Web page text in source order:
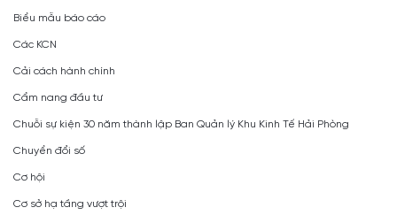
Biểu mẫu báo cáo
Các KCN
Cải cách hành chính
Cẩm nang đầu tư
Chuỗi sự kiện 30 năm thành lập Ban Quản lý Khu Kinh Tế Hải Phòng
Chuyển đổi số
Cơ hội
Cơ sở hạ tầng vượt trội